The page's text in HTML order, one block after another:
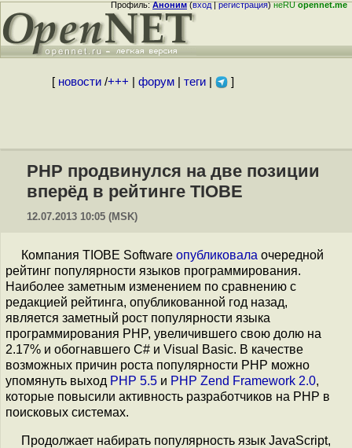
Профиль:Аноним(вход|регистрация)неRUopennet.me
[ новости/+++ форум| теги| ]
PHP продвинулся на две позиции
вперёд в рейтинге TIOBE
12.07.2013 10:05 (MSK)
Компания TIOBE Software опубликовала очередной
рейтинг популярности языков программирования.
Наиболее заметным изменением по сравнению с
редакцией рейтинга, опубликованной год назад,
является заметный рост популярности языка
программирования PHP, увеличившего свою долю на
2.17% и обогнавшего C# и Visual Basic. В качестве
возможных причин роста популярности PHP можно
упомянуть выход PHP 5.5 и PHP Zend Framework 2.0,
которые повысили активность разработчиков на PHP в
поисковых системах.
Продолжает набирать популярность язык JavaScript,